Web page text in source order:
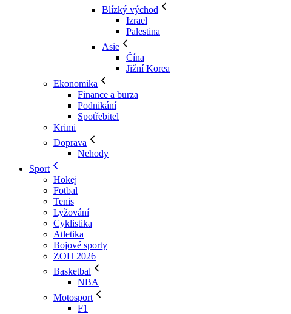
Blízký východ
Izrael
Palestina
Asie
Čína
Jižní Korea
Ekonomika
Finance a burza
Podnikání
Spotřebitel
Krimi
Doprava
Nehody
Sport
Hokej
Fotbal
Tenis
Lyžování
Cyklistika
Atletika
Bojové sporty
ZOH 2026
Basketbal
NBA
Motosport
F1